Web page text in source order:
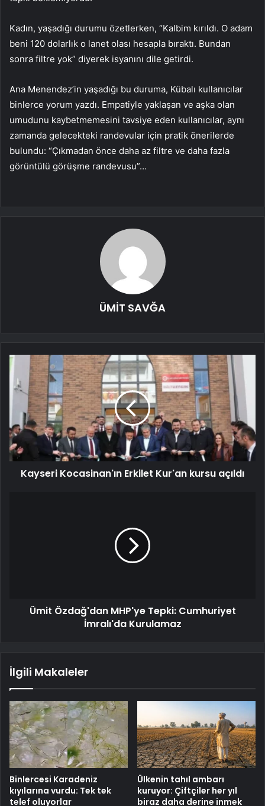
Kadın, yaşadığı durumu özetlerken, “Kalbim kırıldı. O adam
beni 120 dolarlık o lanet olası hesapla bıraktı. Bundan
sonra filtre yok” diyerek isyanını dile getirdi.
Ana Menendez’in yaşadığı bu duruma, Kübalı kullanıcılar
binlerce yorum yazdı. Empatiyle yaklaşan ve aşka olan
umudunu kaybetmemesini tavsiye eden kullanıcılar, aynı
zamanda gelecekteki randevular için pratik önerilerde
bulundu: “Çıkmadan önce daha az filtre ve daha fazla
görüntülü görüşme randevusu”…
ÜMİT SAVĞA
Kayseri Kocasinan'ın Erkilet Kur'an kursu açıldı
Ümit Özdağ'dan MHP'ye Tepki: Cumhuriyet
İmralı'da Kurulamaz
İlgili Makaleler
Binlercesi Karadeniz
kıyılarına vurdu: Tek tek
telef oluyorlar
Ülkenin tahıl ambarı
kuruyor: Çiftçiler her yıl
biraz daha derine inmek